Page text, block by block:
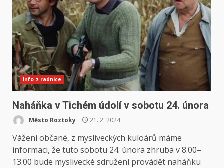
Info z radnice
Naháňka v Tichém údolí v sobotu 24. února
Město Roztoky 21. 2. 2024
Vážení občané, z mysliveckých kuloárů máme
informaci, že tuto sobotu 24. února zhruba v 8.00–
13.00 bude myslivecké sdružení provádět naháňku